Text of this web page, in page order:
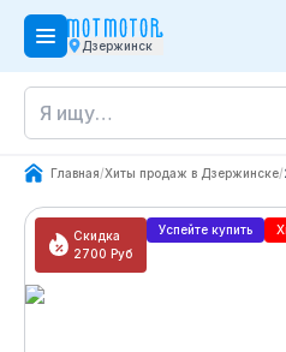
Дзержинск
Главная/Хиты продаж в Дзержинске/
Скидка
2700 Руб
Успейте купить